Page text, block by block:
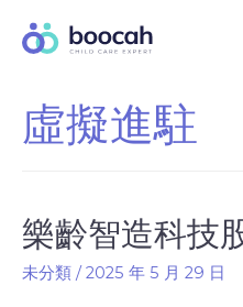
虛擬進駐
樂齡智造科技
未分類 /2025 年 5 月 29 日